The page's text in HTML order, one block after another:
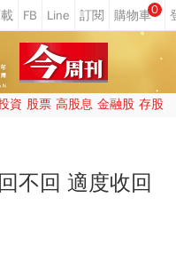
0
資 股票 高股息 金融股 存股
不回 適度收回